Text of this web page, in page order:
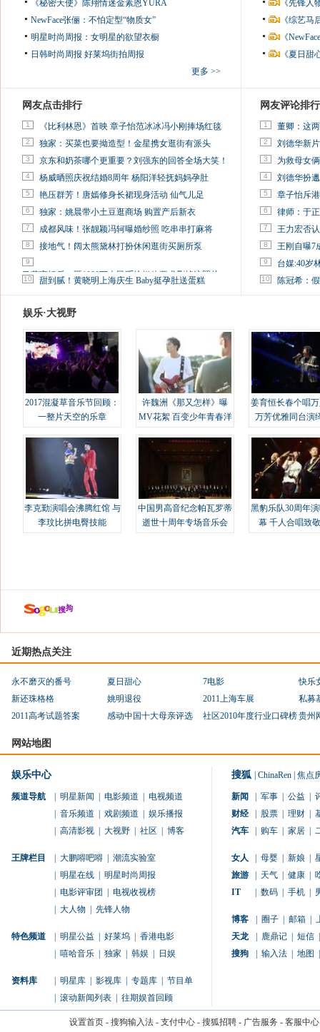
《秘密天使》陈翔情迷金素恩YURA
NewFace张俪：不怕定型“物质女”
明星时尚周报：女明星的欲望衣橱
日韩时尚周报 好莱坞街拍周报
更多 >>
《先锋
《综艺
《
《夏日
网友点击排行
1 《比利林恩》首映 章子怡范冰冰冯小刚捧场红毯
2 独家：买菜也要拗造型！金星携女逛街有派头
3 京东和奶茶哪个更重要？刘强东的回答全场大笑！
4 杨威晒照庆祝结婚8周年 杨阳洋轻抚妈妈孕肚
5 艳压群芳！唐嫣修身长裙现身活动 仙气儿足
6 独家：姚晨带小土豆逛商场 购置产后新衣
7 成都风味！张靓颖冯轲曝婚纱照 吃串串打麻将
8 接地气！阔太熊黛林打扮休闲逛街买厕所泵
9
马蓉离婚后，砸1000万人民币给媒体要求删掉这照片
10 甜到腻！黄晓明上海庆生 Baby挺孕肚送蛋糕
网友评论排行
1 董卿：这
2 刘德华新
3 为救母女
4 刘德华扮
5 章子怡斥
6 律师：于
7 王力宏否
8 王刚自曝7
9 台媒:40岁
10 陈冠希：
娱乐·大视野
2017混凝草音乐节回顾：
一整片天空的乐章
许魏洲《那又怎样》曝
MV花絮 百变少年青春洋
姜育恒长春个唱
万芳优雅同台演
李克勤演唱会沸腾红馆 与
李玟比拼电臀技能
中国男高音纪念帕瓦罗蒂
逝世十周年专场音乐会
黑豹乐队30周年
幕 千人合唱致
近期热点关注
永不磨灭的番号 夏日甜心 7电影
快乐
新还珠格格
姚明退役 2011上海车展
私募
2011高考试题答案
感动中国十大母亲评选 社区2010年度行业口碑榜贵州
网站地图
娱乐中心
频道导航 明星新闻 电影频道
电视频道
音乐频道 戏剧频道
娱乐播报
高清影视 大视野 社区 博客
王牌栏目 大鹏嘚吧嘚
潮流实验室
明星在线
明星时尚周报
电影评审团
电视收视榜
大人物 先锋人物
特色频道 明星公益 好莱坞
香港电影
嘻哈音乐 独家 韩娱 日娱
资料库 明星库 影视库 专题库
节目单
滚动新闻列表 往期娱首回顾
搜狐 ChinaRen 焦点
新闻 军事 公益
财经
股票 理财
汽车
购车 家居
女人 母婴 新娘
旅游
天气 健康
IT
数码 手机
博客 圈子 邮箱
天龙
鹿鼎记 短信
搜狗
输入法 地图
设置首页- 搜狗输入法- 支付中心- 搜狐招聘- 广告服务 - 客服中心